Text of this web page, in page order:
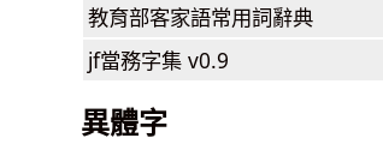
教育部客家語常用詞辭典
jf當務字集 v0.9
異體字